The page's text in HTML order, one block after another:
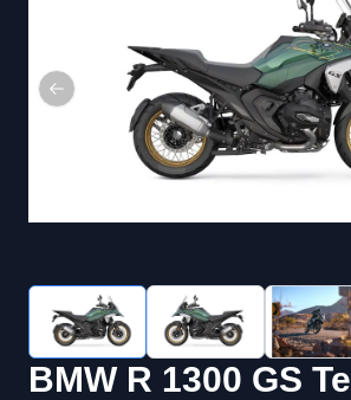
Previous slide
BMW R 1300 GS